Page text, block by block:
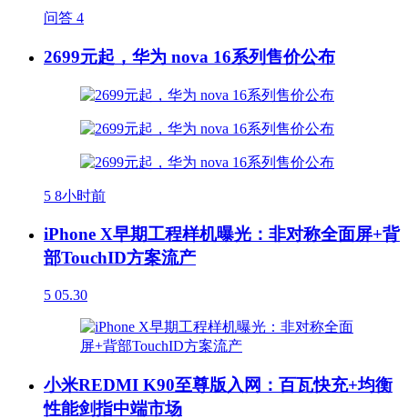
问答 4
2699元起，华为 nova 16系列售价公布
5 8小时前
iPhone X早期工程样机曝光：非对称全面屏+背
部TouchID方案流产
5 05.30
小米REDMI K90至尊版入网：百瓦快充+均衡
性能剑指中端市场